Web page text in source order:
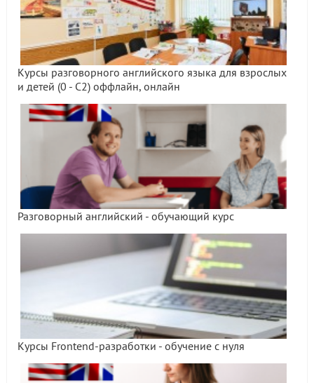
Курсы разговорного английского языка для взрослых
и детей (0 - С2) оффлайн, онлайн
Разговорный английский - обучающий курс
Курсы Frontend-разработки - обучение с нуля